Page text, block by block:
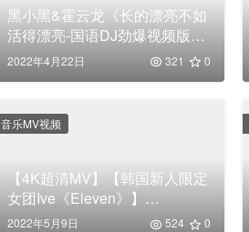
黑小黑&霍云龙《长的漂亮不如
活得漂亮-国语DJ劲爆视频版》
DJ何鹏 Remix【高清MP4】
2022年4月22日 321 0
【4K超清MV】【韩国新人限定
女团Ive《Eleven》】
【MP4/250M】
2022年5月9日 524 0
音乐MV视频